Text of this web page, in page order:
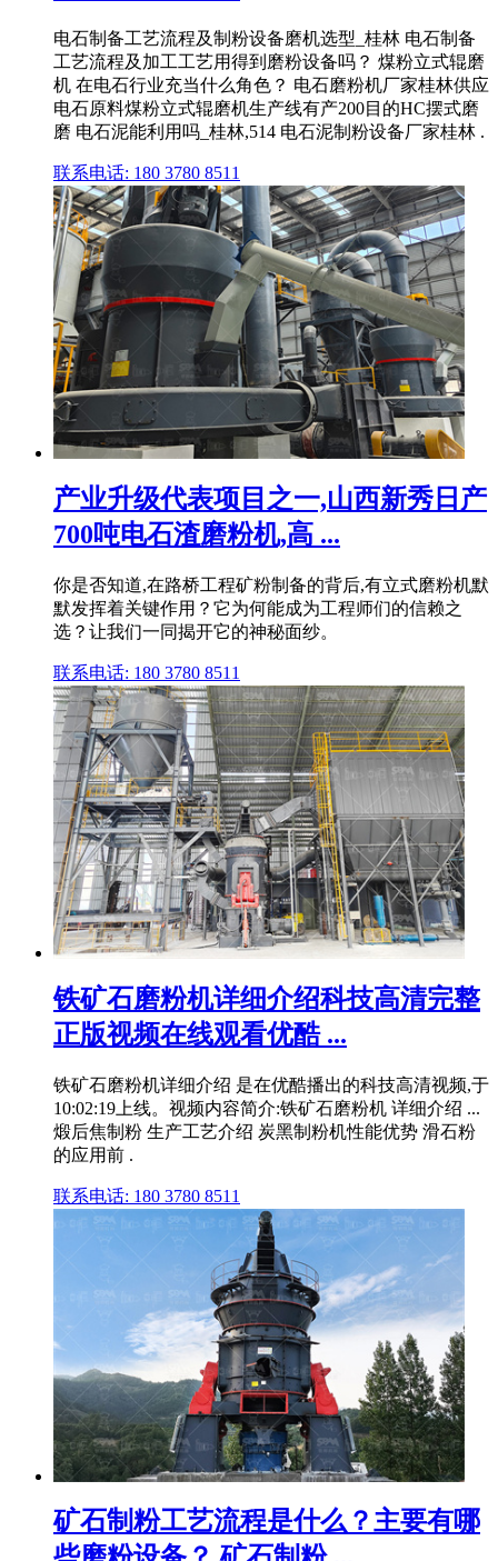
电石制备工艺流程及制粉设备磨机选型_桂林 电石制备
工艺流程及加工工艺用得到磨粉设备吗？ 煤粉立式辊磨
机 在电石行业充当什么角色？ 电石磨粉机厂家桂林供应
电石原料煤粉立式辊磨机生产线有产200目的HC摆式磨
磨 电石泥能利用吗_桂林,514 电石泥制粉设备厂家桂林 .
联系电话: 180 3780 8511
产业升级代表项目之一,山西新秀日产
700吨电石渣磨粉机,高 ...
你是否知道,在路桥工程矿粉制备的背后,有立式磨粉机默
默发挥着关键作用？它为何能成为工程师们的信赖之
选？让我们一同揭开它的神秘面纱。
联系电话: 180 3780 8511
铁矿石磨粉机详细介绍科技高清完整
正版视频在线观看优酷 ...
铁矿石磨粉机详细介绍 是在优酷播出的科技高清视频,于
10:02:19上线。视频内容简介:铁矿石磨粉机 详细介绍 ...
煅后焦制粉 生产工艺介绍 炭黑制粉机性能优势 滑石粉
的应用前 .
联系电话: 180 3780 8511
矿石制粉工艺流程是什么？主要有哪